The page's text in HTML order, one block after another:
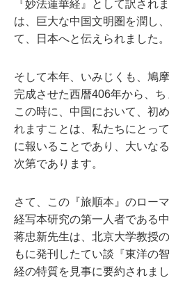
『妙法蓮華経』として訳され
は、巨大な中国文明圏を潤し
て、日本へと伝えられました。
そして本年、いみじくも、鳩
完成させた西暦406年から、
この時に、中国において、初
れますことは、私たちにとっ
に報いることであり、大いな
次第であります。
さて、この『旅順本』のロー
経写本研究の第一人者である
蒋忠新先生は、北京大学教授
もに発刊したてい談『東洋の
経の特質を見事に要約されまし